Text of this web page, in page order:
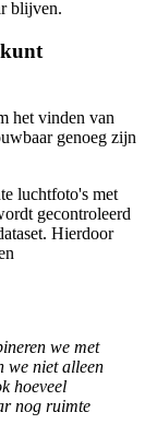
blijven.
het vinden van
genoeg zijn
luchtfoto's met
gecontroleerd
Hierdoor
we met
we niet alleen
hoeveel
nog ruimte